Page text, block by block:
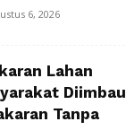
6, 2026
Lahan
Diimbau
Tanpa